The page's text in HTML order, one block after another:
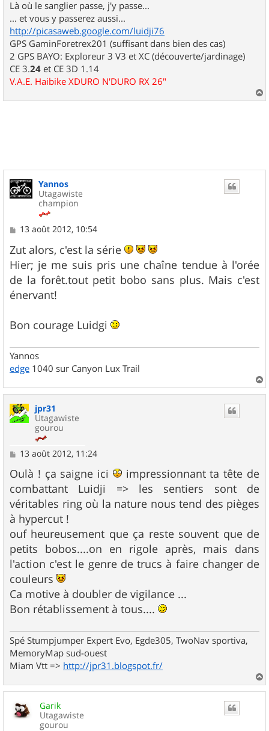
Là où le sanglier passe, j'y passe...
... et vous y passerez aussi...
http://picasaweb.google.com/luidji76
GPS GaminForetrex201 (suffisant dans bien des cas)
2 GPS BAYO: Exploreur 3 V3 et XC (découverte/jardinage)
CE 3.24 et CE 3D 1.14
V.A.E. Haibike XDURO N'DURO RX 26"
a
Yannos
Utagawiste
champion
M
s
s
a
g
e
13 août 2012, 10:54
Zut alors, c'est la série
Hier; je me suis pris une chaîne tendue à l'orée
de la forêt.tout petit bobo sans plus. Mais c'est
énervant!
Bon courage Luidgi
Yannos
edge 1040 sur Canyon Lux Trail
a
jpr31
Utagawiste
gourou
M
s
s
a
g
e
13 août 2012, 11:24
Oulà ! ça saigne ici
impressionnant ta tête de
combattant Luidji => les sentiers sont de
véritables ring où la nature nous tend des pièges
à hypercut !
ouf heureusement que ça reste souvent que de
petits bobos....on en rigole après, mais dans
l'action c'est le genre de trucs à faire changer de
couleurs
Ca motive à doubler de vigilance ...
Bon rétablissement à tous....
Spé Stumpjumper Expert Evo, Egde305, TwoNav sportiva,
MemoryMap sud-ouest
Miam Vtt => http://jpr31.blogspot.fr/
a
u
Garik
Utagawiste
gourou